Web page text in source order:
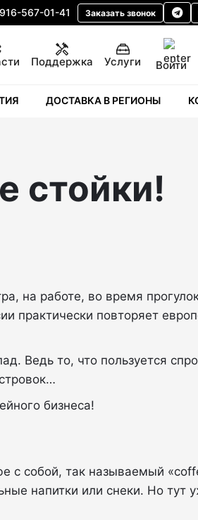
567-01-41 Заказать звонок
Поддержка Услуги Войти
ДОСТАВКА В РЕГИОНЫ
стойки!
на работе, во время
практически повторяет
Ведь то, что пользуется
бизнеса!
с собой, так называемый
напитки или снеки. Но тут